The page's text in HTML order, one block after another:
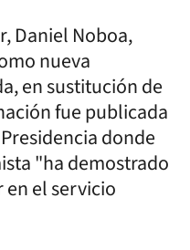
Daniel Noboa,
nueva
en sustitución de
fue publicada
donde
"ha demostrado
el servicio